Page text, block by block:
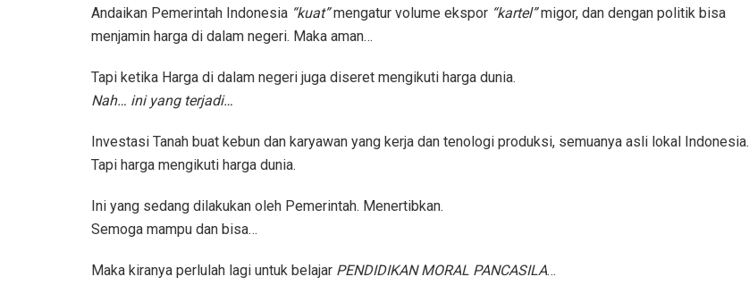
Andaikan Pemerintah Indonesia “kuat”mengatur volume ekspor “kartel”migor, dan dengan politik bisa
menjamin harga di dalam negeri. Maka aman…
Tapi ketika Harga di dalam negeri juga diseret mengikuti harga dunia.
Nah… ini yang terjadi…
Investasi Tanah buat kebun dan karyawan yang kerja dan tenologi produksi, semuanya asli lokal Indonesia.
Tapi harga mengikuti harga dunia.
Ini yang sedang dilakukan oleh Pemerintah. Menertibkan.
Semoga mampu dan bisa…
Maka kiranya perlulah lagi untuk belajar PENDIDIKAN MORAL PANCASILA…